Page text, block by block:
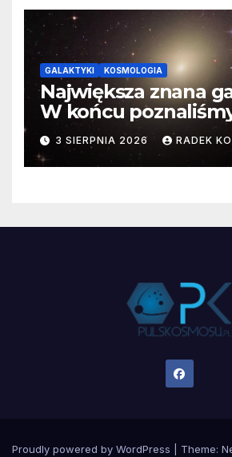
GALAKTYKI KOSMOLOGIA
Największa znana
W końcu
faktyczne wymiary
3 SIERPNIA 2026 RADEK
Proudly powered by WordPress Theme: